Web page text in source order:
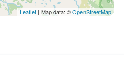
Leaflet | Map data: ©OpenStreetMap